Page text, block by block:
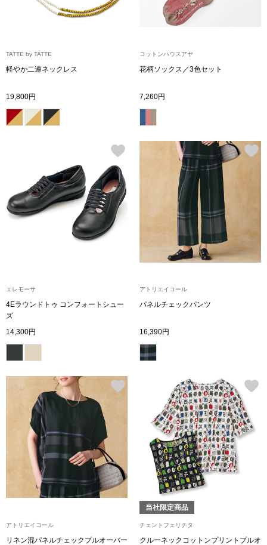
ランド
集
すべて見る
ール／酒
【特集】食彩倶楽部
おすすめカタ
BOGARD July
アウター
ジャケット
コート
ブルゾン
ポロシャツ
シャツ／ブラ
タンクトップ
トレーナー／
TATTE by TATTE
軽やか二連ネックレス
19,800円
コットンハウスアヤ
花柄ソックス／3色セット
7,260円
エレモーサ
4Eラウンドトゥ コンフォートシュー
ズ
14,300円
アトリエイコール
パネルチェックパンツ
16,390円
アトリエイコール
リネン混パネルチェックプルオーバー
当社限定商品
チェントフェリチタ
クルーネックコットンプリントプルオ